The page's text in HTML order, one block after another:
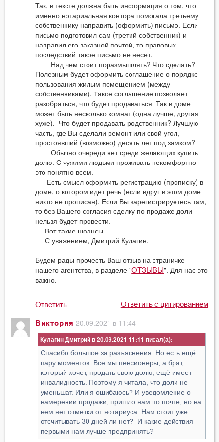
Так, в тексте должна быть информация о том, что
именно нотариальная контора помогала третьему
собственнику направить (оформить) письмо. Если
письмо подготовил сам (третий собственник) и
направил его заказной почтой, то правовых
последствий такое письмо не несет.
Над чем стоит поразмышлять? Что сделать?
Полезным будет оформить соглашение о порядке
пользования жилым помещением (между
собственниками). Такое соглашение позволяет
разобраться, что будет продаваться. Так в доме
может быть несколько комнат (одна лучше, другая
хуже). Что будет продавать родственник? Лучшую
часть, где Вы сделали ремонт или свой угол,
простоявший (возможно) десять лет под замком?
Обычно очереди нет среди желающих купить
долю. С чужими людьми проживать некомфортно,
это понятно всем.
Есть смысл оформить регистрацию (прописку) в
доме, о котором идет речь (если вдруг в этом доме
никто не прописан). Если Вы зарегистрируетесь там,
то без Вашего согласия сделку по продаже доли
нельзя будет провести.
Вот такие нюансы.
С уважением, Дмитрий Кулагин.
Будем рады прочесть Ваш отзыв на страничке
нашего агентства, в разделе "ОТЗЫВЫ". Для нас это
важно.
Ответить Ответить с цитированием
Виктория 20.09.2021 в 11:44
Кулагин Дмитрий в 20.09.2021 11:11
Спасибо большое за разъяснения. Но есть ещё
пару моментов. Все мы пенсионеры, а брат,
который хочет, продать свою долю, ещё имеет
инвалидность. Поэтому я читала, что доли не
уменьшат. Или я ошибаюсь? И уведомление о
намерении продажи, пришло нам по почте, но на
нем нет отметки от нотариуса. Нам стоит уже
отсчитывать 30 дней ли нет? И какие действия
первыми нам лучше предпринять?